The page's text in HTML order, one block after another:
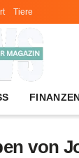
Tiere
von